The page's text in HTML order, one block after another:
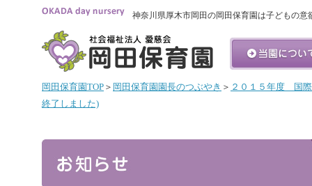
神奈川県厚木市岡田の岡田保育園は子どもの意
岡田保育園TOP ＞ 岡田保育園園長のつぶやき ＞ ２０１５年度 国
終了しました)